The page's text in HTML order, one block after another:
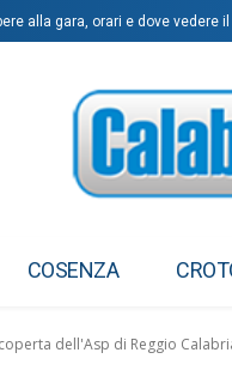
alla gara, orari e dove vedere
COSENZA
dell'Asp di Reggio